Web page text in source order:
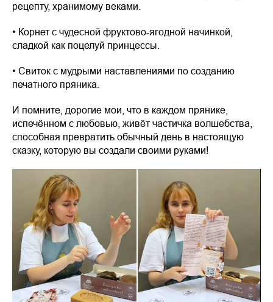
рецепту, хранимому веками.
• Корнет с чудесной фруктово-ягодной начинкой,
сладкой как поцелуй принцессы.
• Свиток с мудрыми наставлениями по созданию
печатного пряника.
И помните, дорогие мои, что в каждом прянике,
испечённом с любовью, живёт частичка волшебства,
способная превратить обычный день в настоящую
сказку, которую вы создали своими руками!